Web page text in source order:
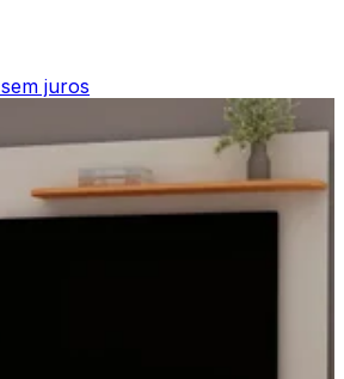
sem juros